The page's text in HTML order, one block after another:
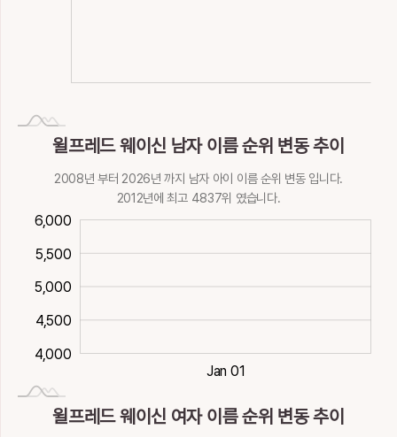
윌프레드 웨이신 남자 이름 순위 변동 추이
2008년 부터 2026년 까지 남자 아이 이름 순위 변동 입니다.
2012년에 최고 4837위 였습니다.
5,500
4,000
6,000
5,500
5,000
4,500
Jan 01
윌프레드 웨이신 여자 이름 순위 변동 추이